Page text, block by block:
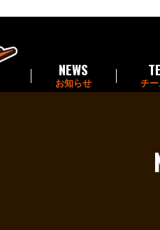
NEWS
お知らせ チ